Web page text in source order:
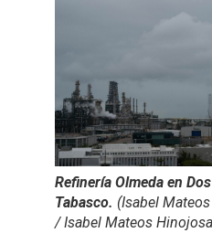
Refinería Olmeda en
Tabasco. (Isabel
/ Isabel Mateos